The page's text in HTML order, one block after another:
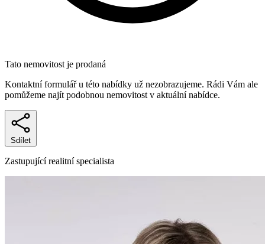
Tato nemovitost je prodaná
Kontaktní formulář u této nabídky už nezobrazujeme. Rádi Vám ale
pomůžeme najít podobnou nemovitost v aktuální nabídce.
Sdílet
Zastupující realitní specialista